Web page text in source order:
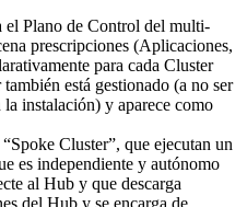
el Plano de Control del multi-
prescripciones (Aplicaciones,
para cada Cluster
está gestionado (a no ser
instalación) y aparece como
Cluster”, que ejecutan un
es independiente y autónomo
al Hub y que descarga